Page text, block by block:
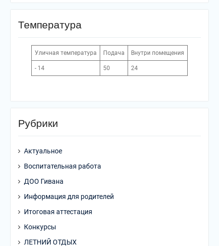
Температура
Уличная температура Подача Внутри помещения
- 14 50 24
Рубрики
Актуальное
Воспитательная работа
ДОО Гивана
Информация для родителей
Итоговая аттестация
Конкурсы
ЛЕТНИЙ ОТДЫХ